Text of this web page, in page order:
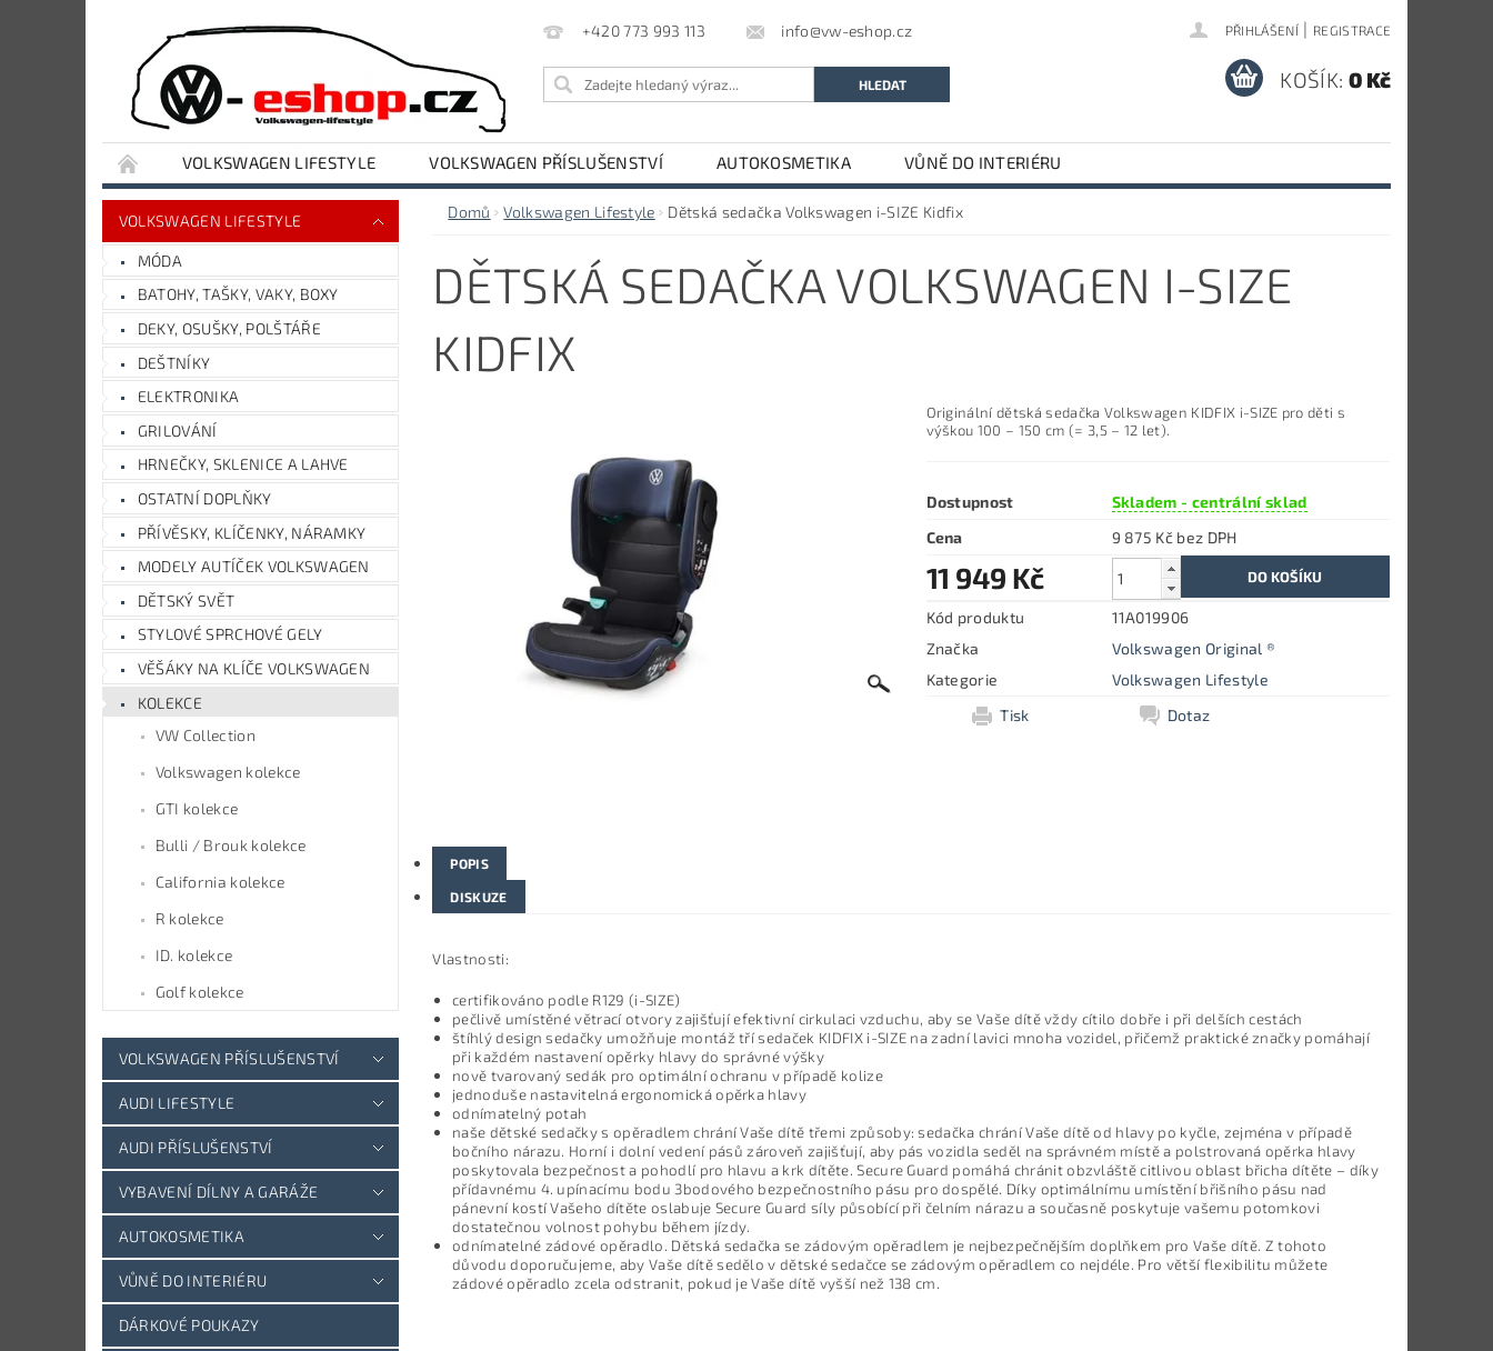
+420 773 993 113 info@vw-eshop.cz PŘIHLÁŠENÍ | REGISTRACE
KOŠÍK: 0 Kč
VOLKSWAGEN LIFESTYLE VOLKSWAGEN PŘÍSLUŠENSTVÍ AUTOKOSMETIKA
VŮNĚ DO INTERIÉRU
VYBAVENÍ DÍLNY A GARÁŽE
AUDI LIFESTYLE AUDI PŘÍSLUŠENSTVÍ
VOLKSWAGEN LIFESTYLE
MÓDA
BATOHY, TAŠKY, VAKY, BOXY
DEKY, OSUŠKY, POLŠTÁŘE
DEŠTNÍKY
ELEKTRONIKA
GRILOVÁNÍ
HRNEČKY, SKLENICE A LAHVE
OSTATNÍ DOPLŇKY
PŘÍVĚSKY, KLÍČENKY, NÁRAMKY
MODELY AUTÍČEK VOLKSWAGEN
DĚTSKÝ SVĚT
STYLOVÉ SPRCHOVÉ GELY
VĚŠÁKY NA KLÍČE VOLKSWAGEN
KOLEKCE
VW Collection
Volkswagen kolekce
GTI kolekce
Bulli / Brouk kolekce
California kolekce
R kolekce
ID. kolekce
Golf kolekce
VOLKSWAGEN PŘÍSLUŠENSTVÍ
AUDI LIFESTYLE
AUDI PŘÍSLUŠENSTVÍ
VYBAVENÍ DÍLNY A GARÁŽE
AUTOKOSMETIKA
VŮNĚ DO INTERIÉRU
DÁRKOVÉ POUKAZY
Domů Volkswagen Lifestyle Dětská sedačka Volkswagen i-SIZE Kidfix
DĚTSKÁ SEDAČKA VOLKSWAGEN I-SIZE
KIDFIX
Originální dětská sedačka Volkswagen KIDFIX i-SIZE pro děti s
výškou 100 – 150 cm (= 3,5 – 12 let).
Dostupnost
Skladem - centrální sklad
Cena
9 875 Kč bez DPH
11 949 Kč
Kód produktu
11A019906
Značka
Volkswagen Original ®
Kategorie
Volkswagen Lifestyle
Tisk
Dotaz
POPIS
DISKUZE
Vlastnosti:
certifikováno podle R129 (i-SIZE)
pečlivě umístěné větrací otvory zajišťují efektivní cirkulaci vzduchu, aby se Vaše dítě vždy cítilo dobře i při delších cestách
štíhlý design sedačky umožňuje montáž tří sedaček KIDFIX i-SIZE na zadní lavici mnoha vozidel, přičemž praktické značky pomáhají
při každém nastavení opěrky hlavy do správné výšky
nově tvarovaný sedák pro optimální ochranu v případě kolize
jednoduše nastavitelná ergonomická opěrka hlavy
odnímatelný potah
naše dětské sedačky s opěradlem chrání Vaše dítě třemi způsoby: sedačka chrání Vaše dítě od hlavy po kyčle, zejména v případě
bočního nárazu. Horní i dolní vedení pásů zároveň zajišťují, aby pás vozidla seděl na správném místě a polstrovaná opěrka hlavy
poskytovala bezpečnost a pohodlí pro hlavu a krk dítěte. Secure Guard pomáhá chránit obzvláště citlivou oblast břicha dítěte – díky
přídavnému 4. upínacímu bodu 3bodového bezpečnostního pásu pro dospělé. Díky optimálnímu umístění břišního pásu nad
pánevní kostí Vašeho dítěte oslabuje Secure Guard síly působící při čelním nárazu a současně poskytuje vašemu potomkovi
dostatečnou volnost pohybu během jízdy.
odnímatelné zádové opěradlo. Dětská sedačka se zádovým opěradlem je nejbezpečnějším doplňkem pro Vaše dítě. Z tohoto
důvodu doporučujeme, aby Vaše dítě sedělo v dětské sedačce se zádovým opěradlem co nejdéle. Pro větší flexibilitu můžete
zádové opěradlo zcela odstranit, pokud je Vaše dítě vyšší než 138 cm.